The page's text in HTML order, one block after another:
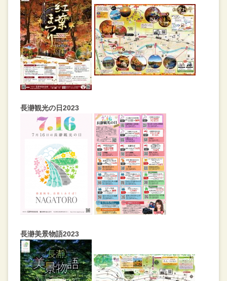
長瀞観光の日2023
長瀞美景物語2023